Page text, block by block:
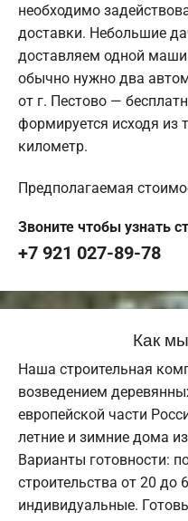
необходимо
доставки. Небольшие
доставляем одной
обычно нужно два
от г. Пестово —
формируется исходя из
километр.
Предполагаемая
Звоните чтобы узнать
+7 921 027-89-78
Как
Наша строительная
возведением
европейской части
летние и зимние дома
Варианты готовности:
строительства от 20 до
индивидуальные.